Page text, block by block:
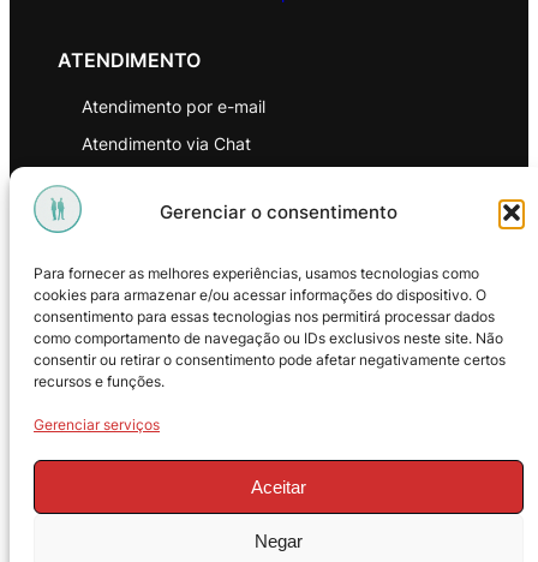
Gerenciar o consentimento
Para fornecer as melhores experiências, usamos tecnologias como
cookies para armazenar e/ou acessar informações do dispositivo. O
consentimento para essas tecnologias nos permitirá processar dados
como comportamento de navegação ou IDs exclusivos neste site. Não
consentir ou retirar o consentimento pode afetar negativamente certos
recursos e funções.
Gerenciar serviços
Aceitar
Negar
ATENDIMENTO
Atendimento por e-mail
Atendimento via Chat
Política de Privacidade
Política de Troca e Devoluções
Política de Reembolso